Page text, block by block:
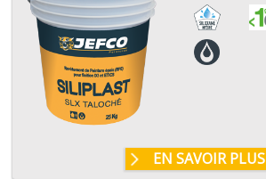
EN SAVOIR PLUS